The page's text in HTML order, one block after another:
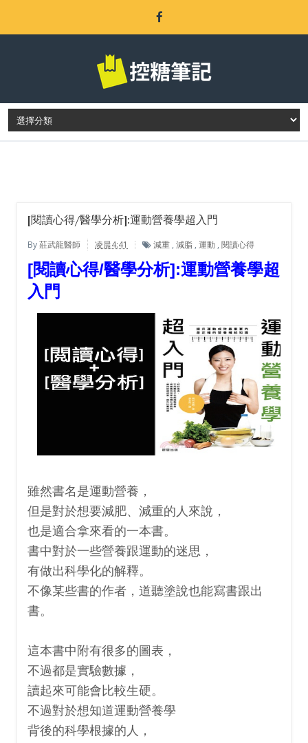
LATEST POST
[閱讀心得/醫學分析]:運動營養學超入門
By莊武龍醫師 凌晨4:41 減重 , 減脂 , 運動 , 閱讀心得
[閱讀心得/醫學分析]:運動營養學超
入門
雖然書名是運動營養，
但是對於想要減肥、減重的人來說，
也是適合拿來看的一本書。
書中對於一些營養跟運動的迷思，
有做出科學化的解釋。
不像某些書的作者，道聽塗說也能寫書跟出
書。
這本書中附有很多的圖表，
不過都是實驗數據，
讀起來可能會比較生硬。
不過對於想知道運動營養學
背後的科學根據的人，